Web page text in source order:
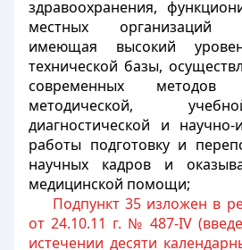
здравоохранения,
местных организаций
имеющая высокий
технической базы,
современных методов
методической,
диагностической и научно-
работы подготовку и
научных кадров и
медицинской помощи;
Подпункт 35 изложен в
от 24.10.11 г. № 487-IV
истечении десяти